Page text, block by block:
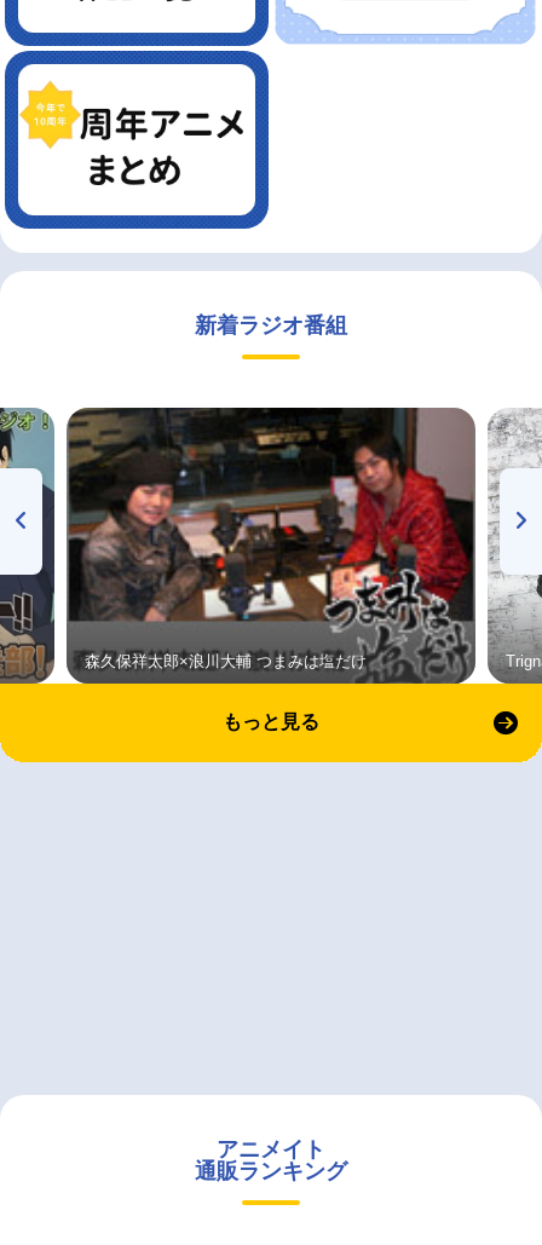
新着ラジオ番組
森久保祥太郎×浪川大輔 つまみは塩だけ
もっと見る
アニメイト
通販ランキング